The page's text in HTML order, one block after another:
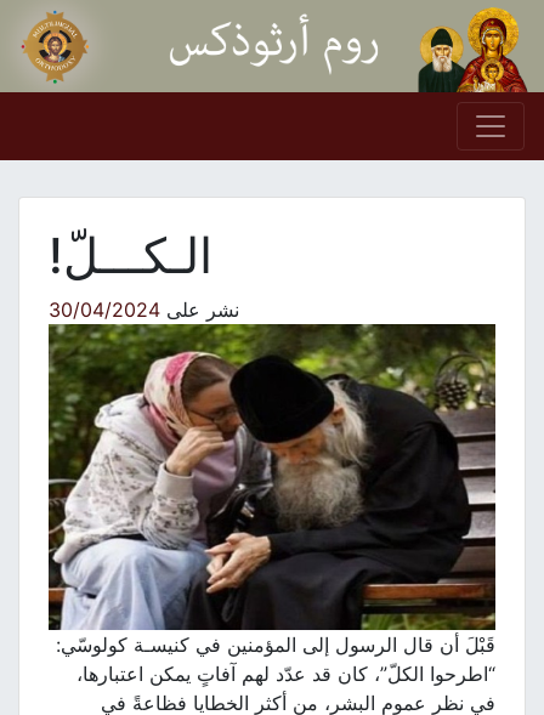
Skip to content
Main Navigation
الـكـــلّ!
نشر على30/04/2024
قَبْلَ أن قال الرسول إلى المؤمنين في كنيسـة كولوسّي:
“اطرحوا الكلّ”، كان قد عدّد لهم آفاتٍ يمكن اعتبارها،
في نظر عموم البشر، من أكثر الخطايا فظاعةً في